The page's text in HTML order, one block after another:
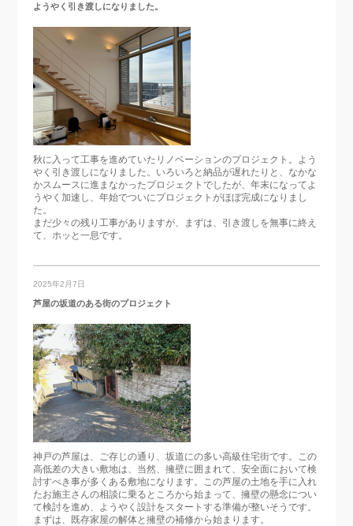
ようやく引き渡しになりました。
秋に入って工事を進めていたリノベーションのプロジェクト。よう
やく引き渡しになりました。いろいろと納品が遅れたりと、なかな
かスムースに進まなかったプロジェクトでしたが、年末になってよ
うやく加速し、年始でついにプロジェクトがほぼ完成になりまし
た。
まだ少々の残り工事がありますが、まずは、引き渡しを無事に終え
て、ホッと一息です。
2025年2月7日
芦屋の坂道のある街のプロジェクト
神戸の芦屋は、ご存じの通り、坂道にの多い高級住宅街です。この
高低差の大きい敷地は、当然、擁壁に囲まれて、安全面において検
討すべき事が多くある敷地になります。この芦屋の土地を手に入れ
たお施主さんの相談に乗るところから始まって、擁壁の懸念につい
て検討を進め、ようやく設計をスタートする準備が整いそうです。
まずは、既存家屋の解体と擁壁の補修から始まります。